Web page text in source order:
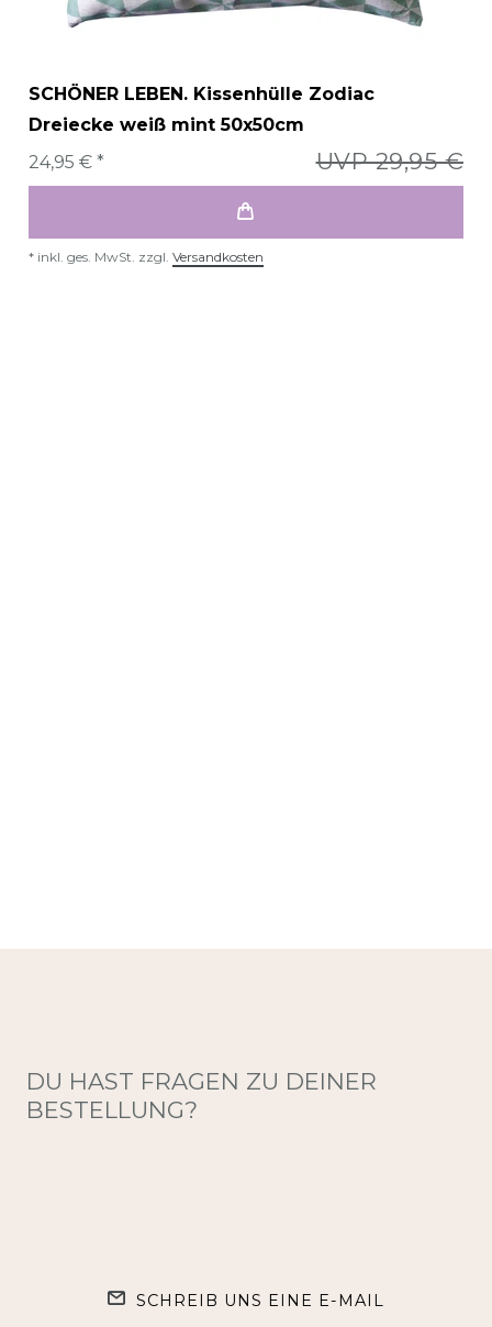
SCHÖNER LEBEN. Kissenhülle Zodiac
Dreiecke weiß mint 50x50cm
UVP 29,95 €
24,95 € *
* inkl. ges. MwSt. zzgl. Versandkosten
DU HAST FRAGEN ZU DEINER
BESTELLUNG?
SCHREIB UNS EINE E-MAIL